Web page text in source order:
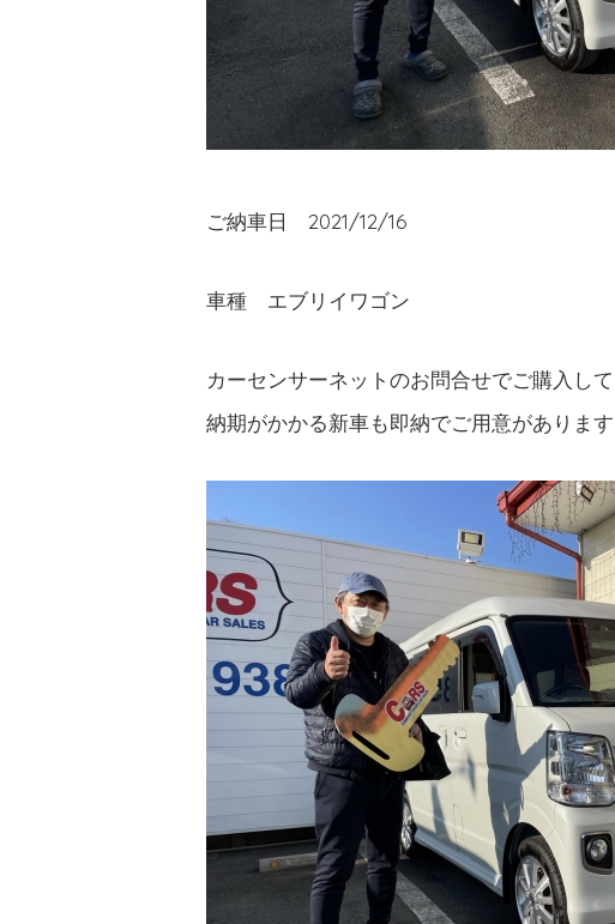
ご納車日 2021/12/16
車種 エブリイワゴン
カーセンサーネットのお問合せでご購入し
納期がかかる新車も即納でご用意がありま